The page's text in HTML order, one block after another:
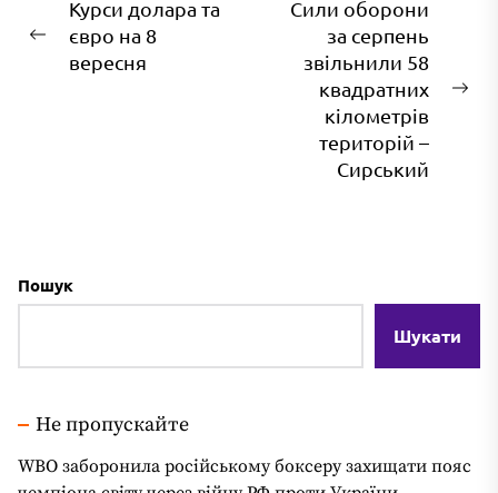
Навігація
записів
Попередній
запис:
Курси долара та
євро на 8
вересня
Сили оборони
за серпень
звільнили 58
квадратних
кілометрів
територій –
Сирський
Пошук
Шукати
Не пропускайте
WBO заборонила російському боксеру захищати пояс